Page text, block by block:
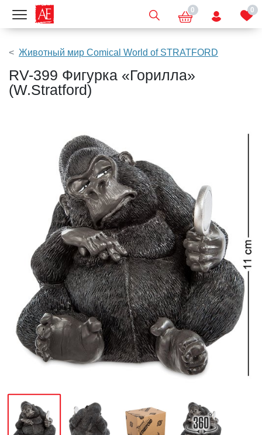
Показать меню 0 0
Животный мир Comical World of STRATFORD
RV-399 Фигурка «Горилла»
(W.Stratford)